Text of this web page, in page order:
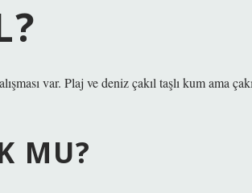
var. Plaj ve deniz çakıl taşlı kum ama
MU?